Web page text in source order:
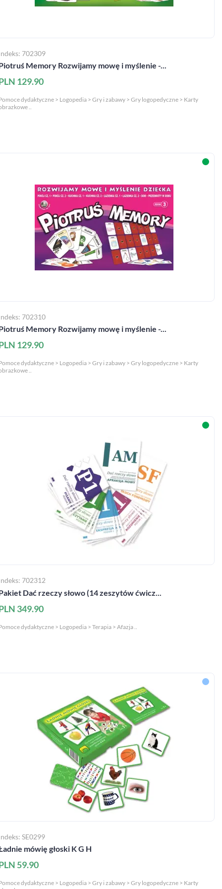
702309
Memory Rozwijamy mowę i myślenie -...
129.90
dydaktyczne > Logopedia > Gry i zabawy > Gry logopedyczne > Karty
..
702310
Memory Rozwijamy mowę i myślenie -...
129.90
dydaktyczne > Logopedia > Gry i zabawy > Gry logopedyczne > Karty
..
702312
Dać rzeczy słowo (14 zeszytów ćwicz...
349.90
dydaktyczne > Logopedia > Terapia > Afazja ..
SE0299
mówię głoski K G H
59.90
dydaktyczne > Logopedia > Gry i zabawy > Gry logopedyczne > Karty